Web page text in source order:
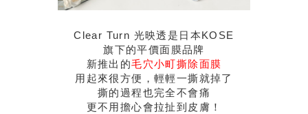
Clear Turn 光映透是日本KOSE
旗下的平價面膜品牌
新推出的毛穴小町撕除面膜
用起來很方便，輕輕一撕就掉了
撕的過程也完全不會痛
更不用擔心會拉扯到皮膚！